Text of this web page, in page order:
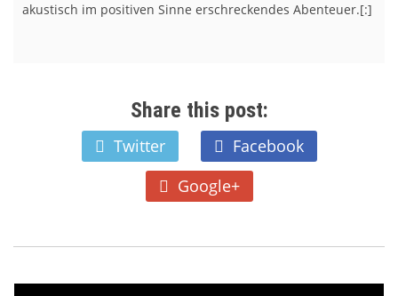
akustisch im positiven Sinne erschreckendes Abenteuer.[:]
Share this post:
Twitter
Facebook
Google+